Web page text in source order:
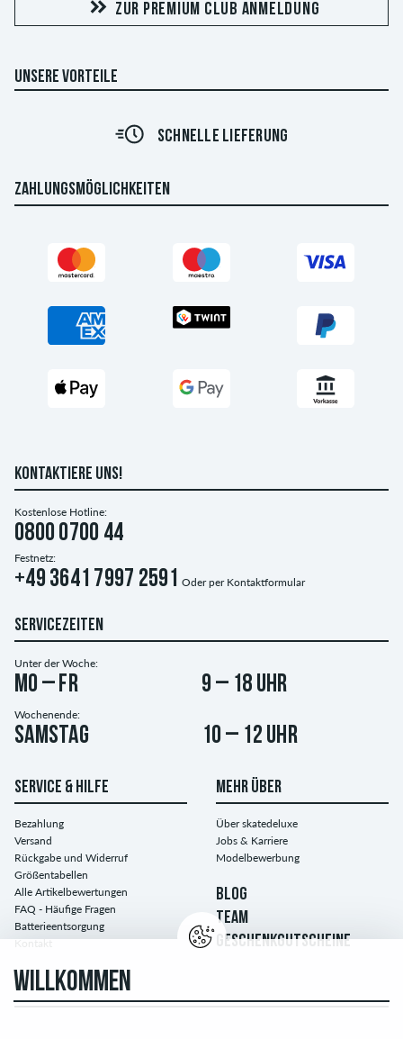
ZUR PREMIUM CLUB ANMELDUNG
UNSERE VORTEILE
SCHNELLE LIEFERUNG
ZAHLUNGSMÖGLICHKEITEN
KONTAKTIERE UNS!
Kostenlose Hotline:
0800 0700 44
Festnetz:
+49 3641 7997 2591 Oder per Kontaktformular
SERVICEZEITEN
Unter der Woche:
Mo – Fr 9 – 18 Uhr
Wochenende:
Samstag 10 – 12 Uhr
SERVICE & HILFE
Bezahlung
Versand
Rückgabe und Widerruf
Größentabellen
Alle Artikelbewertungen
FAQ - Häufige Fragen
Batterieentsorgung
Kontakt
MEHR ÜBER
Über skatedeluxe
Jobs & Karriere
Modelbewerbung
BLOG
TEAM
GESCHENKGUTSCHEINE
WILLKOMMEN